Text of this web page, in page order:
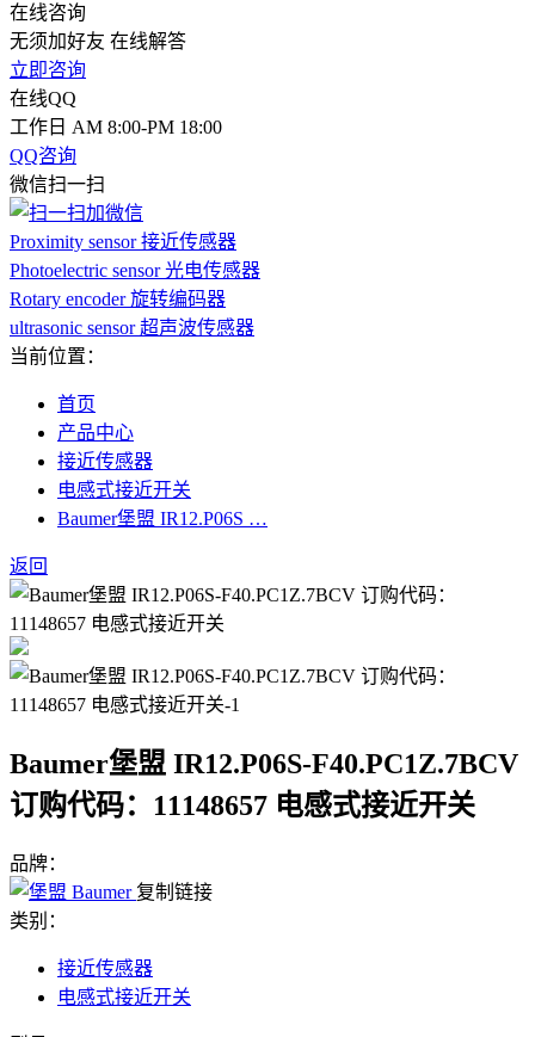
在线咨询
无须加好友 在线解答
立即咨询
在线QQ
工作日 AM 8:00-PM 18:00
QQ咨询
微信扫一扫
Proximity sensor 接近传感器
Photoelectric sensor 光电传感器
Rotary encoder 旋转编码器
ultrasonic sensor 超声波传感器
当前位置：
首页
产品中心
接近传感器
电感式接近开关
Baumer堡盟 IR12.P06S …
返回
Baumer堡盟 IR12.P06S-F40.PC1Z.7BCV
订购代码：11148657 电感式接近开关
品牌：
复制链接
类别：
接近传感器
电感式接近开关